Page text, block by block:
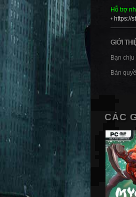
Hỗ trợ
• https://
GIỚI
Bạn
Bản
CÁC